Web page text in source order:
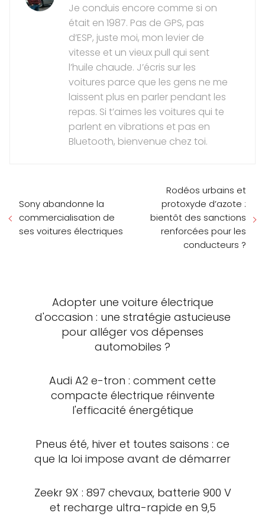
Je conduis encore comme si on
était en 1987. Pas de GPS, pas
d’ESP, juste moi, mon levier de
vitesse et un vieux pull qui sent
l’huile chaude. J’écris sur les
voitures parce que les gens ne me
laissent plus en parler pendant les
repas. Si t’aimes les voitures qui te
parlent en vibrations et pas en
Bluetooth, bienvenue chez toi.
Sony abandonne la
commercialisation de
ses voitures électriques
Rodéos urbains et
protoxyde d’azote :
bientôt des sanctions
renforcées pour les
conducteurs ?
Adopter une voiture électrique
d'occasion : une stratégie astucieuse
pour alléger vos dépenses
automobiles ?
Audi A2 e-tron : comment cette
compacte électrique réinvente
l'efficacité énergétique
Pneus été, hiver et toutes saisons : ce
que la loi impose avant de démarrer
Zeekr 9X : 897 chevaux, batterie 900 V
et recharge ultra-rapide en 9,5